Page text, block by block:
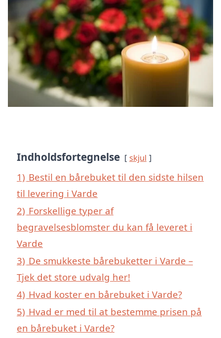
Indholdsfortegnelse skjul
1) Bestil en bårebuket til den sidste hilsen
til levering i Varde
2) Forskellige typer af
begravelsesblomster du kan få leveret i
Varde
3) De smukkeste bårebuketter i Varde –
Tjek det store udvalg her!
4) Hvad koster en bårebuket i Varde?
5) Hvad er med til at bestemme prisen på
en bårebuket i Varde?